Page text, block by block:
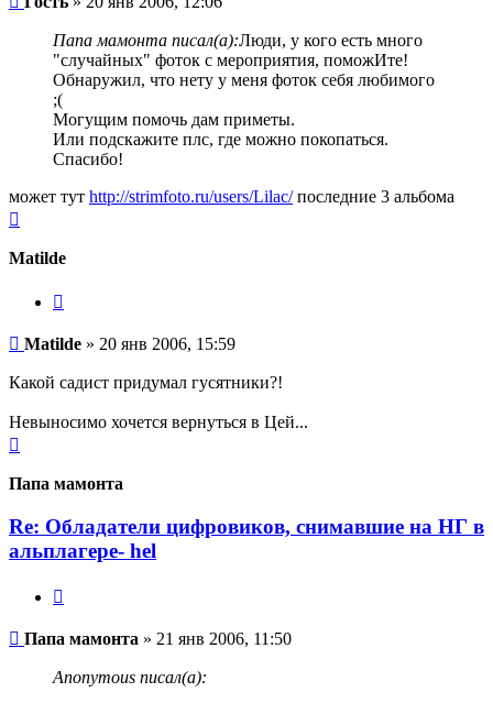
Папа мамонта писал(а):Люди, у кого есть много
"случайных" фоток с мероприятия, поможИте!
Обнаружил, что нету у меня фоток себя любимого
;(
Могущим помочь дам приметы.
Или подскажите плс, где можно покопаться.
Спасибо!
может тут http://strimfoto.ru/users/Lilac/последние 3 альбома
началу
Matilde
Сообщение
Matilde » 20 янв 2006, 15:59
Какой садист придумал гусятники?!
Невыносимо хочется вернуться в Цей...
началу
Папа мамонта
Re: Обладатели цифровиков, снимавшие на НГ в
альплагере- hel
Сообщение
Папа мамонта » 21 янв 2006, 11:50
Anonymous писал(а):